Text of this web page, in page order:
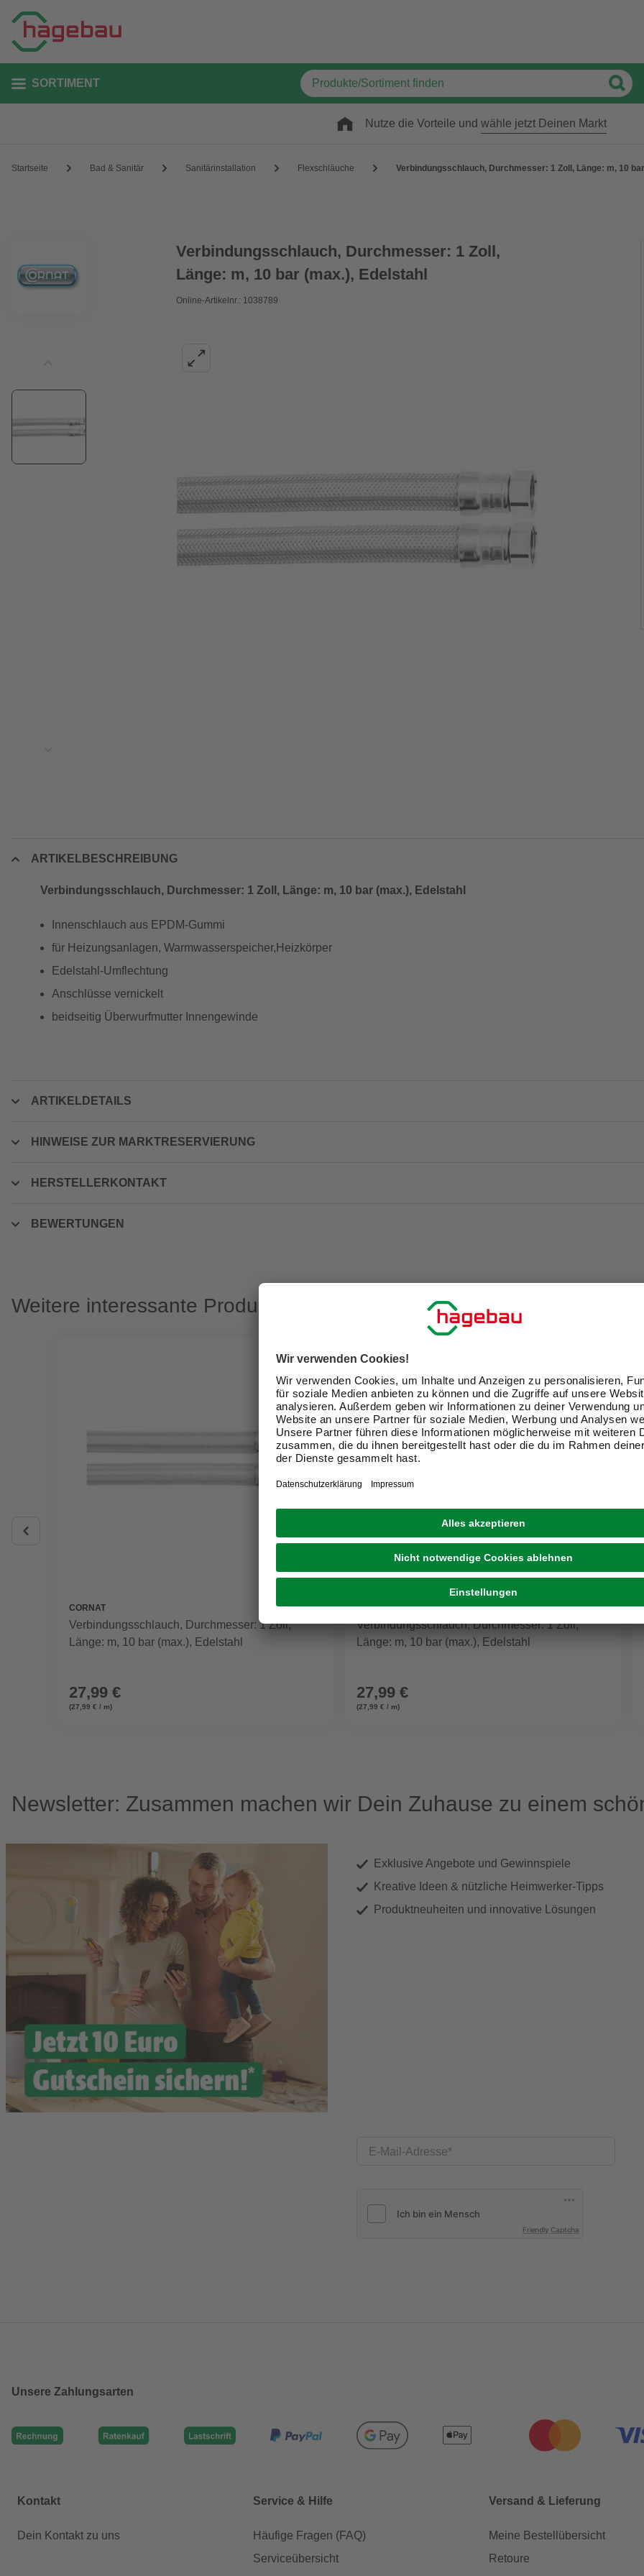
SORTIMENT
Nutze die Vorteile und wähle jetzt Deinen Markt
Startseite Bad & Sanitär Sanitärinstallation Flexschläuche Verbindungsschlauch, Durchmesser: 1 Zoll, Länge: m, 10
Verbindungsschlauch, Durchmesser: 1 Zoll,
Länge: m, 10 bar (max.), Edelstahl
Online-Artikelnr.: 1038789
ARTIKELBESCHREIBUNG
Verbindungsschlauch, Durchmesser: 1 Zoll, Länge: m, 10 bar (max.), Edelstahl
Innenschlauch aus EPDM-Gummi
für Heizungsanlagen, Warmwasserspeicher,Heizkörper
Edelstahl-Umflechtung
Anschlüsse vernickelt
beidseitig Überwurfmutter Innengewinde
ARTIKELDETAILS
HINWEISE ZUR MARKTRESERVIERUNG
HERSTELLERKONTAKT
BEWERTUNGEN
Weitere interessante Produkte
CORNAT
Verbindungsschlauch, Durchmesser: 1 Zoll,
Länge: m, 10 bar (max.), Edelstahl
27,99 €
(27,99 € / m)
CORNAT
Verbindungsschlauch, Durchmesser: 1 Zoll,
Länge: m, 10 bar (max.), Edelstahl
27,99 €
(27,99 € / m)
Newsletter: Zusammen machen wir Dein Zuhause zu einem
Exklusive Angebote und Gewinnspiele
Kreative Ideen & nützliche Heimwerker-Tipps
Produktneuheiten und innovative Lösungen
E-Mail-Adresse
Friendly Captcha
Unsere Zahlungsarten
Kontakt
Dein Kontakt zu uns
Service & Hilfe
Häufige Fragen (FAQ)
Serviceübersicht
Versand & Lieferung
Meine Bestellübersicht
Retoure